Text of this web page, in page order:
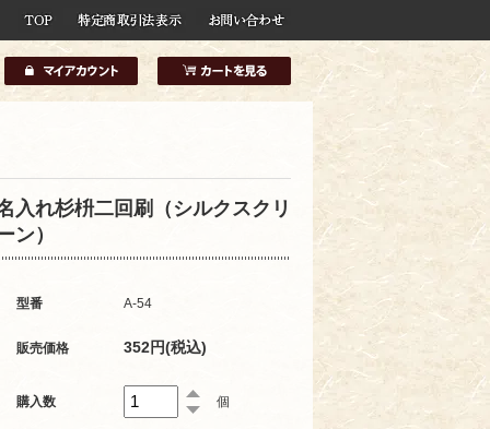
入れ杉枡二回刷（シルクスクリ
ン）
型番 A-54
販売価格 352円(税込)
購入数 個